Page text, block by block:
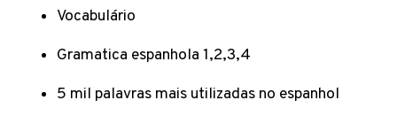
Vocabulário
Gramatica espanhola 1,2,3,4
5 mil palavras mais utilizadas no espanhol